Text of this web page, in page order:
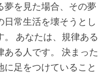
夢を見た場合、その夢
常生活を壊そうとし
あなたは、規律ある
る人です。 決まった
足をつけていること